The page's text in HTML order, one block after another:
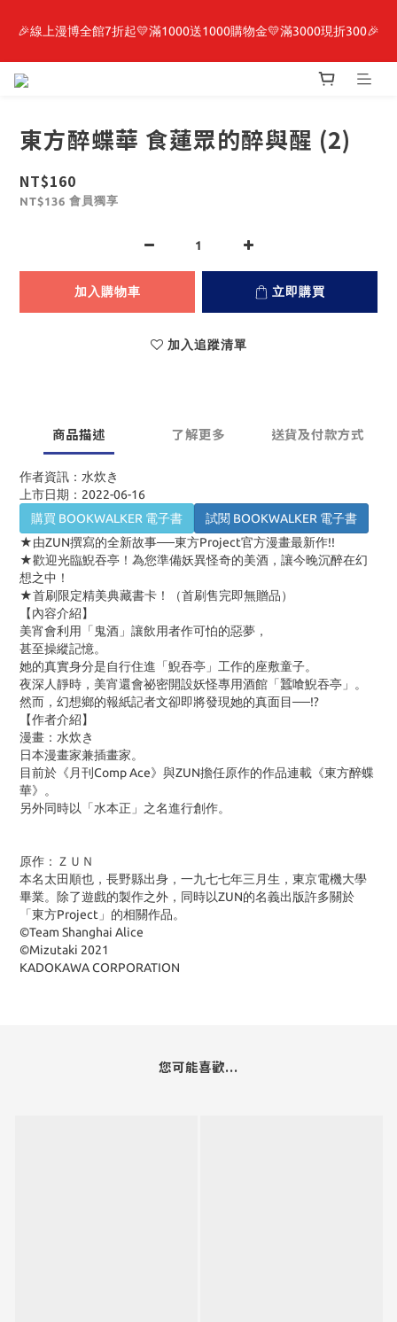
最新開賣🔥「全知讀者視角」 周邊商品
🎉線上漫博全館7折起💛滿1000送1000購物金💛滿3000現折300🎉
【抽籤堂】 影之強者、你又被殺了呢，偵探大人、約會大作戰、
最新開賣🔥「全知讀者視角」 周邊商品
東方醉蝶華 食蓮眾的醉與醒 (2)
NT$160
NT$136 會員獨享
加入購物車 立即購買
加入追蹤清單
商品描述 了解更多 送貨及付款方式
作者資訊：水炊き
上市日期：2022-06-16
購買 BOOKWALKER 電子書
試閱 BOOKWALKER 電子書
★由ZUN撰寫的全新故事──東方Project官方漫畫最新作!!
★歡迎光臨鯢吞亭！為您準備妖異怪奇的美酒，讓今晚沉醉在幻
想之中！
★首刷限定精美典藏書卡！（首刷售完即無贈品）
【內容介紹】
美宵會利用「鬼酒」讓飲用者作可怕的惡夢，
甚至操縱記憶。
她的真實身分是自行住進「鯢吞亭」工作的座敷童子。
夜深人靜時，美宵還會祕密開設妖怪專用酒館「蠶喰鯢吞亭」。
然而，幻想鄉的報紙記者文卻即將發現她的真面目──!?
【作者介紹】
漫畫：水炊き
日本漫畫家兼插畫家。
目前於《月刊Comp Ace》與ZUN擔任原作的作品連載《東方醉蝶
華》。
另外同時以「水本正」之名進行創作。
原作：ＺＵＮ
本名太田順也，長野縣出身，一九七七年三月生，東京電機大學
畢業。除了遊戲的製作之外，同時以ZUN的名義出版許多關於
「東方Project」的相關作品。
©Team Shanghai Alice
©Mizutaki 2021
KADOKAWA CORPORATION
您可能喜歡...